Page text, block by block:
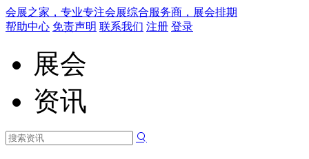
会展之家，专业专注会展综合服务商，展会排期
帮助中心 免责声明 联系我们 注册 登录
展会
资讯